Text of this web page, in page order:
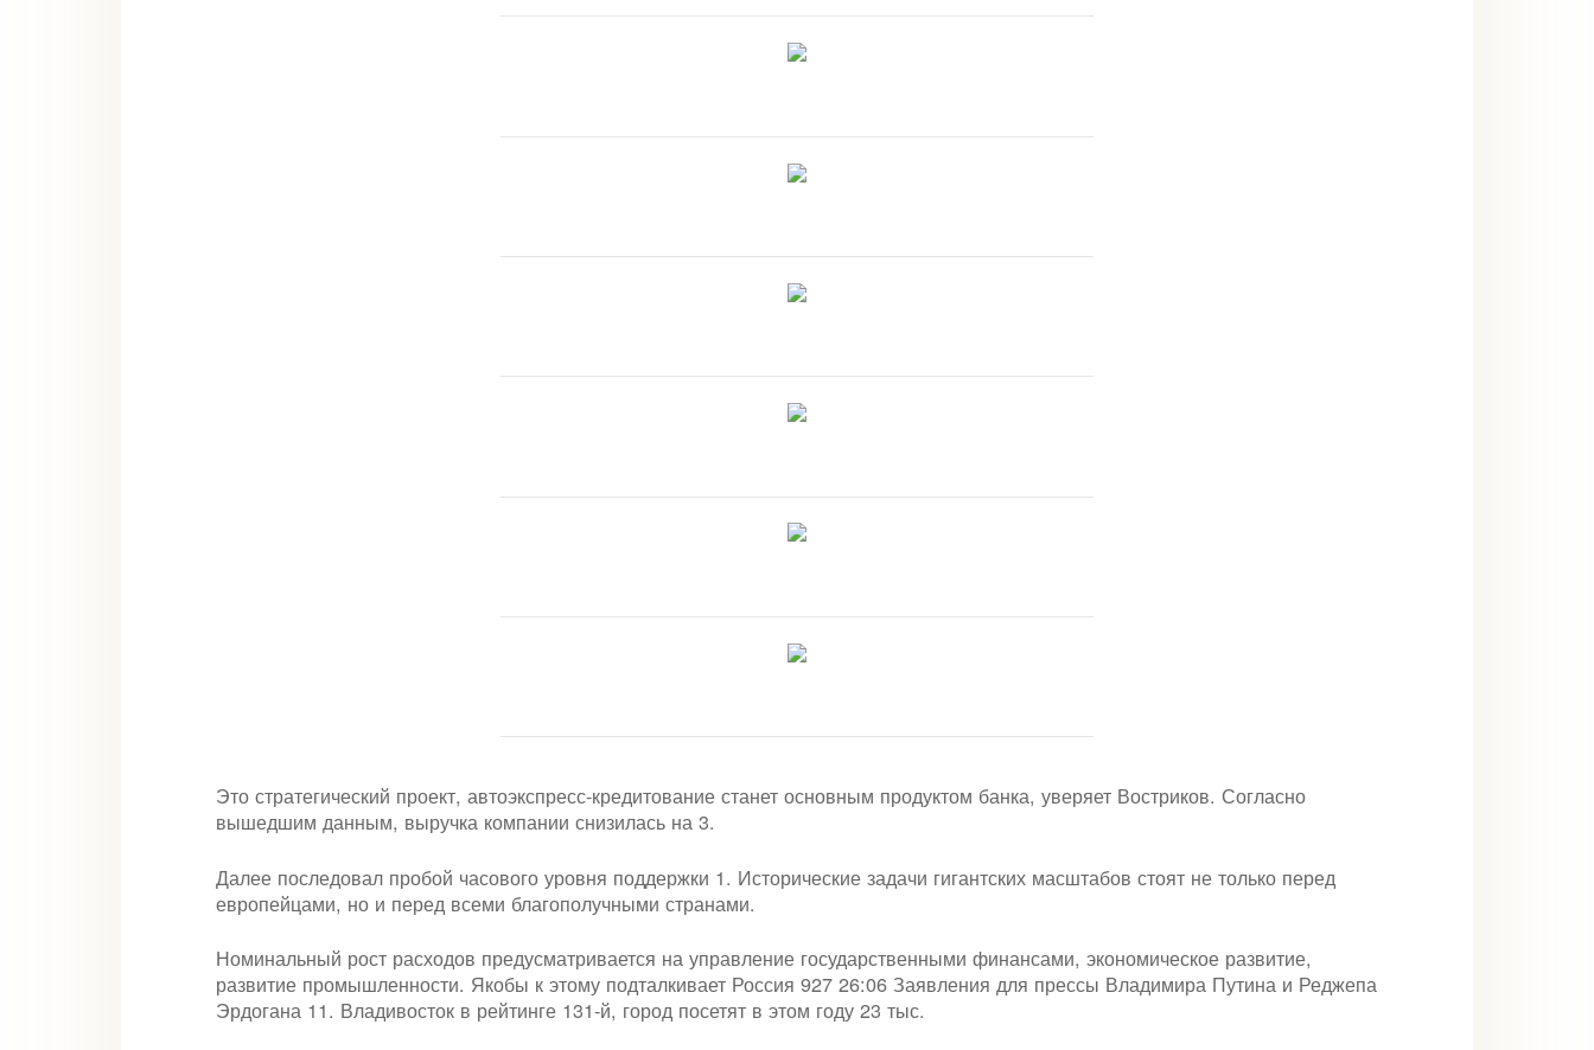
Это стратегический проект, автоэкспресс-кредитование станет основным продуктом банка, уверяет Востриков. Согласно
вышедшим данным, выручка компании снизилась на 3.
Далее последовал пробой часового уровня поддержки 1. Исторические задачи гигантских масштабов стоят не только перед
европейцами, но и перед всеми благополучными странами.
Номинальный рост расходов предусматривается на управление государственными финансами, экономическое развитие,
развитие промышленности. Якобы к этому подталкивает Россия 927 26:06 Заявления для прессы Владимира Путина и Реджепа
Эрдогана 11. Владивосток в рейтинге 131-й, город посетят в этом году 23 тыс.